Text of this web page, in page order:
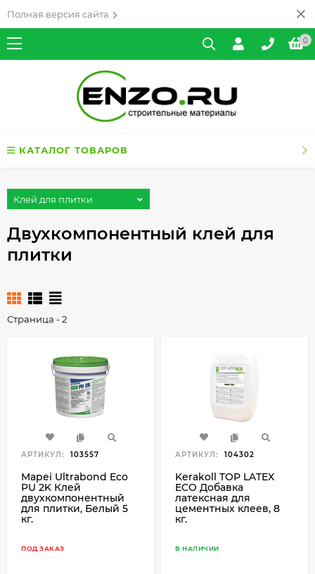
Полная версия сайта
0
КАТАЛОГ ТОВАРОВ
Клей для плитки
Двухкомпонентный клей для
плитки
Страница - 2
АРТИКУЛ: 103557
Mapei Ultrabond Eco
PU 2K Клей
двухкомпонентный
для плитки, Белый 5
кг.
ПОД ЗАКАЗ
АРТИКУЛ: 104302
Kerakoll TOP LATEX
ECO Добавка
латексная для
цементных клеев, 8
кг.
В НАЛИЧИИ